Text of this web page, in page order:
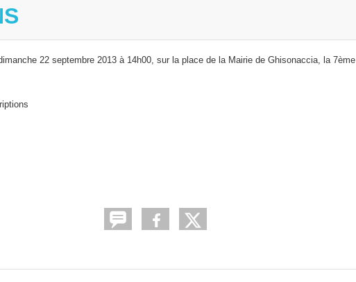
22 septembre 2013 à 14h00, sur la place de la Mairie de Ghisonaccia, la 7ème